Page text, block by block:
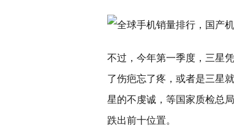
不过，今年第一季度，三星
了伤疤忘了疼，或者是三星
星的不虔诚，等国家质检总
跌出前十位置。